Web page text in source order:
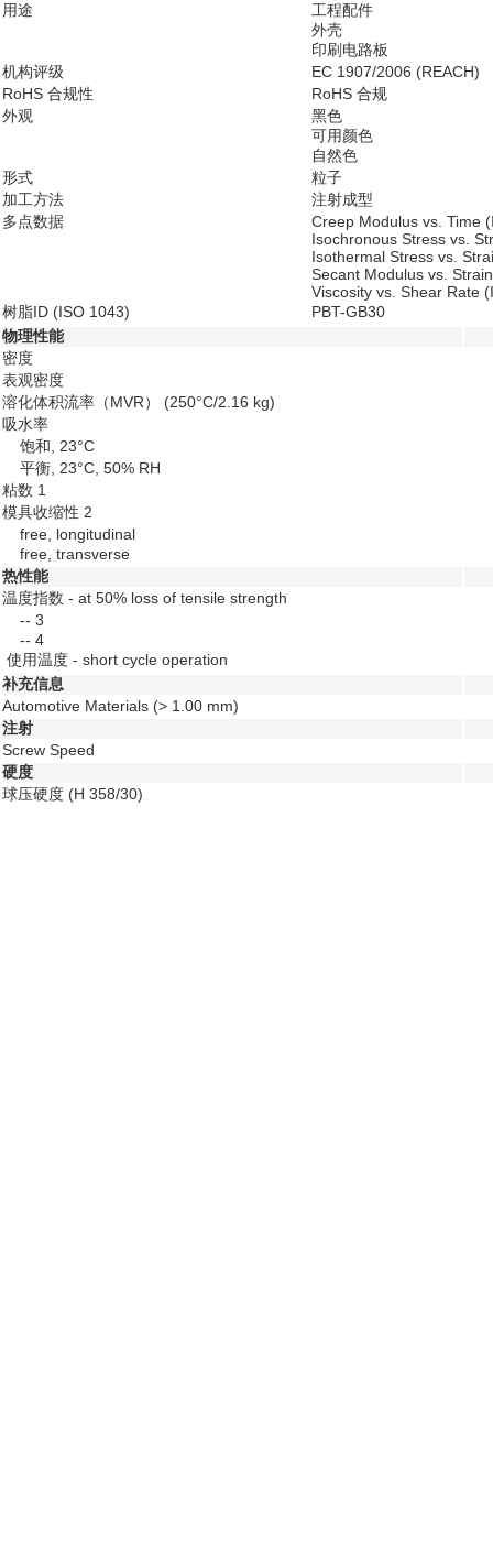
用途
工程配件
外壳
印刷电路板
机构评级
EC 1907/2006 (REACH)
RoHS 合规性
RoHS 合规
外观
黑色
可用颜色
自然色
形式
粒子
加工方法
注射成型
多点数据
Creep Modulus vs. Time
Isochronous Stress vs.
Isothermal Stress vs.
Secant Modulus vs.
Viscosity vs. Shear Rate
树脂ID (ISO 1043)
PBT-GB30
物理性能
密度
表观密度
溶化体积流率（MVR） (250°C/2.16 kg)
吸水率
饱和, 23°C
平衡, 23°C, 50% RH
粘数 1
模具收缩性 2
free, longitudinal
free, transverse
热性能
温度指数 - at 50% loss of tensile strength
-- 3
-- 4
使用温度 - short cycle operation
补充信息
Automotive Materials (> 1.00 mm)
注射
Screw Speed
硬度
球压硬度 (H 358/30)